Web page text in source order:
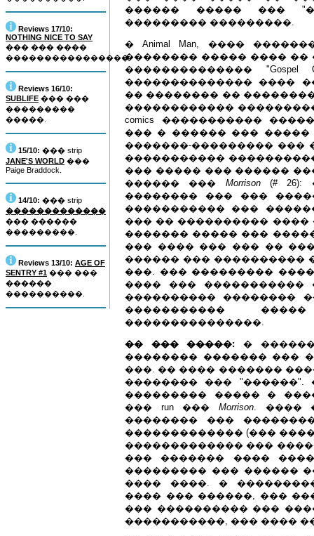
Reviews 17/10:
NOTHING NICE TO SAY
��� ��� ����
����������������.
Reviews 16/10:
SUBLIFE ��� ���
���������
�����.
15/10: ��� strip
JANE'S WORLD ���
Paige Braddock.
14/10: ��� strip
�������������
��� ������
���������.
Reviews 13/10: AGE OF
SENTRY #1 ��� ���
������
����������.
������ ����� ���
��������� ���������.
� Animal Man, ����
�������� ����� ����
��������������
�������������� ����
�� �������� ��
������������
comics �����������
��� � ������ ��� ����� ���
�������-��������� ���
�����������
��� ����� ��� ������
������ ��� Morrison(#
�������� ��� ���
����������� ���
��� �� ����������
������� ����� ���
��� ���� ��� ��� ��
������ ��� ����������
���. ��� ���������
���� ��� �����������
���������� ��������
�����������
���������������.
�� ��� �����: �
�������� ������� ���
���. �� ���� �������
�������� ���
��������� ����� �
��� run ��� Morrison. ����
�������� ���
������������� (��� ����
������������� ��� �����
��� ������� ����
��������� ��� ������
���� ����. �
���� ��� ������, ���
��� ���������� ���
�����������, ��� ����